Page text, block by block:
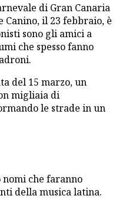
di Gran Canaria
Canino, il 23 febbraio, è
sono gli amici a
che spesso fanno
del 15 marzo, un
migliaia di
le strade in un
nomi che faranno
della musica latina.